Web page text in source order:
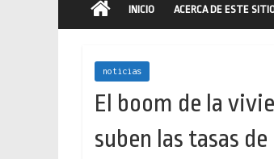
INICIO ACERCA DE ESTE
noticias
El boom de la
suben las tasas